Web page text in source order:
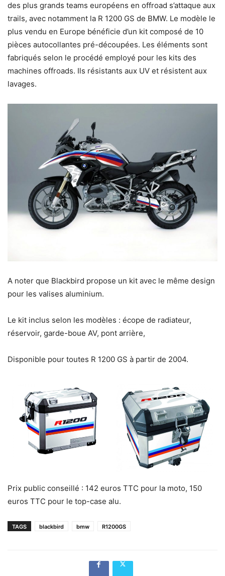
des plus grands teams européens en offroad s’attaque aux
trails, avec notamment la R 1200 GS de BMW. Le modèle le
plus vendu en Europe bénéficie d’un kit composé de 10
pièces autocollantes pré-découpées. Les éléments sont
fabriqués selon le procédé employé pour les kits des
machines offroads. Ils résistants aux UV et résistent aux
lavages.
A noter que Blackbird propose un kit avec le même design
pour les valises aluminium.
Le kit inclus selon les modèles : écope de radiateur,
réservoir, garde-boue AV, pont arrière,
Disponible pour toutes R 1200 GS à partir de 2004.
Prix public conseillé : 142 euros TTC pour la moto, 150
euros TTC pour le top-case alu.
TAGS blackbird bmw R1200GS